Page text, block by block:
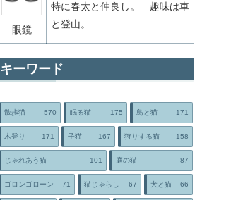
眼鏡
特に春太と仲良し。 趣味は車
と登山。
キーワード
散歩猫 570 眠る猫 175 鳥と猫 171
木登り 171 子猫 167 狩りする猫 158
じゃれあう猫 101 庭の猫 87
ゴロンゴローン 71 猫じゃらし 67 犬と猫 66